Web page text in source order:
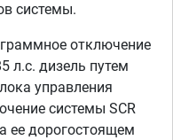
системы.
отключение
л.с. дизель путем
управления
системы SCR
ее дорогостоящем